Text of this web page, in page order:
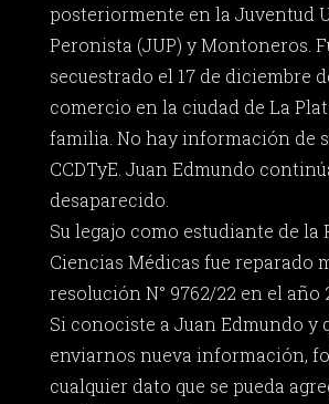
posteriormente en la Juventud
Peronista (JUP) y Montoneros.
secuestrado el 17 de diciembre
comercio en la ciudad de La
familia. No hay información de
CCDTyE. Juan Edmundo
desaparecido.
Su legajo como estudiante de la
Ciencias Médicas fue reparado
resolución N° 9762/22 en el año
Si conociste a Juan Edmundo y
enviarnos nueva información,
cualquier dato que se pueda